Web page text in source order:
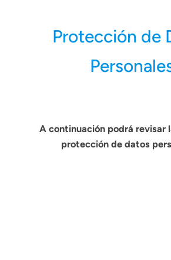
Protección de
A continuación podrá revisar
protección de datos